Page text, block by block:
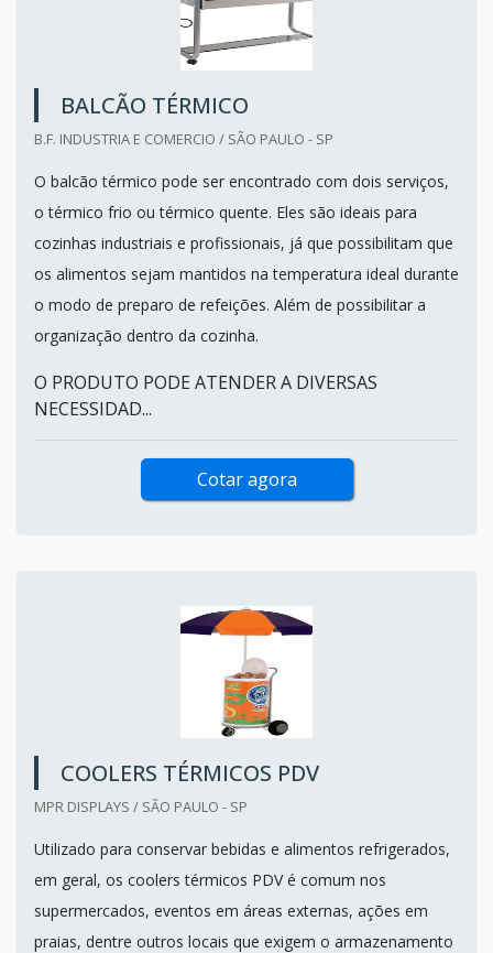
BALCÃO TÉRMICO
B.F. INDUSTRIA E COMERCIO / SÃO PAULO - SP
O balcão térmico pode ser encontrado com dois serviços,
o térmico frio ou térmico quente. Eles são ideais para
cozinhas industriais e profissionais, já que possibilitam que
os alimentos sejam mantidos na temperatura ideal durante
o modo de preparo de refeições. Além de possibilitar a
organização dentro da cozinha.
O PRODUTO PODE ATENDER A DIVERSAS
NECESSIDAD...
Cotar agora
COOLERS TÉRMICOS PDV
MPR DISPLAYS / SÃO PAULO - SP
Utilizado para conservar bebidas e alimentos refrigerados,
em geral, os coolers térmicos PDV é comum nos
supermercados, eventos em áreas externas, ações em
praias, dentre outros locais que exigem o armazenamento